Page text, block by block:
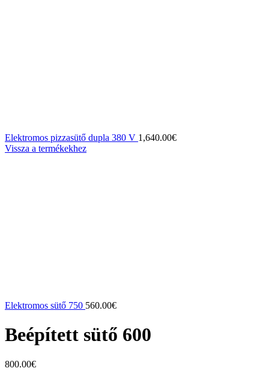
Elektromos pizzasütő dupla 380 V 1,640.00€
Vissza a termékekhez
Elektromos sütő 750 560.00€
Beépített sütő 600
800.00€